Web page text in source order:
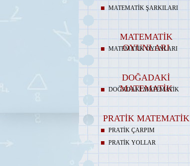
MATEMATİK ŞARKILARI
MATEMATİK
OYUNLARI
MATEMATİK OYUNLARI
DOĞADAKİ
MATEMATİK
DOĞADAKİ MATEMATİK
PRATİK MATEMATİK
PRATİK ÇARPIM
PRATİK YOLLAR